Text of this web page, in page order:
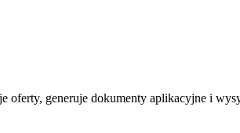
generuje dokumenty aplikacyjne i